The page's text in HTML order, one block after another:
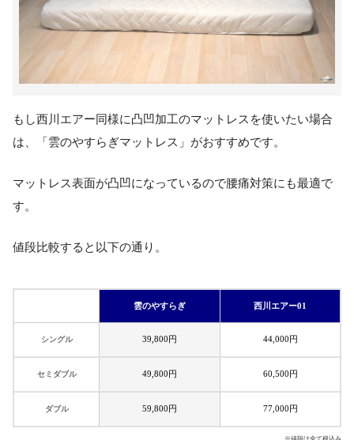
もし西川エアー同様に凸凹加工のマットレスを使いたい場合
は、「雲のやすらぎマットレス」がおすすめです。
マットレス表面が凸凹になっているので腰痛対策にも最適で
す。
値段比較すると以下の通り。
雲のやすらぎ 西川エアー01
シングル 39,800円 44,000円
セミダブル 49,800円 60,500円
ダブル 59,800円 77,000円
※値段は全て税込み